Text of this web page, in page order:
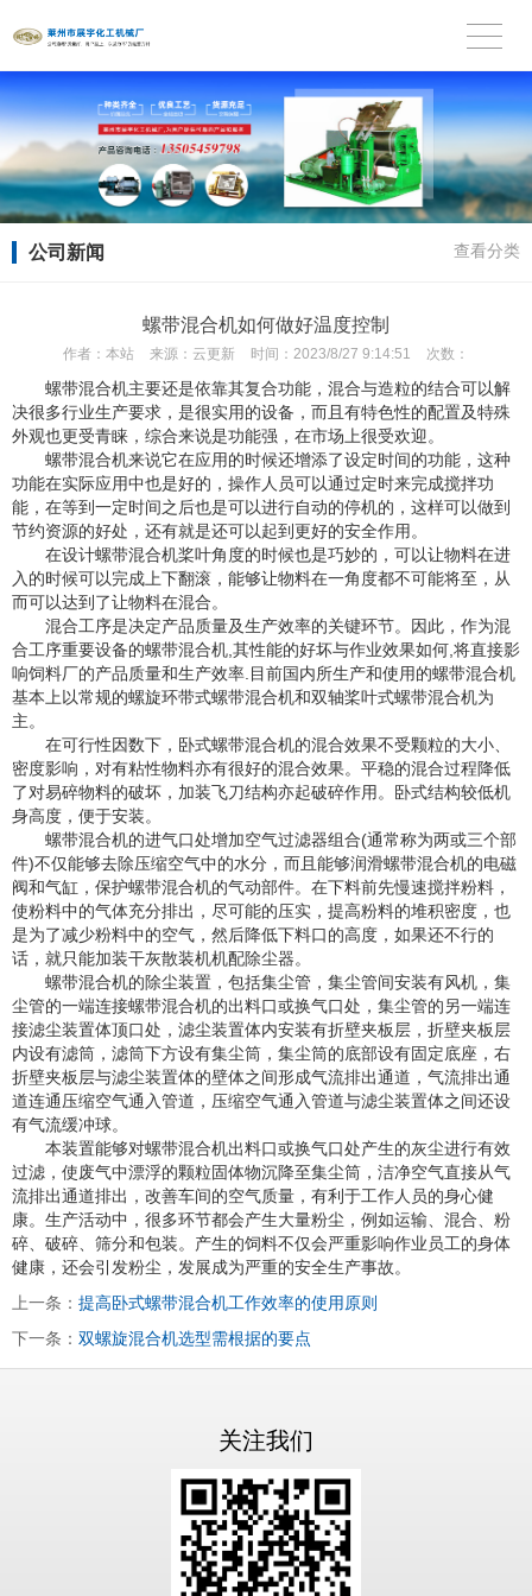
公司新闻 查看分类
螺带混合机如何做好温度控制
作者： 本站 来源： 云更新 时间： 2023/8/27 9:14:51 次数：
螺带混合机主要还是依靠其复合功能，混合与造粒的结合可以解
决很多行业生产要求，是很实用的设备，而且有特色性的配置及特殊
外观也更受青睐，综合来说是功能强，在市场上很受欢迎。
螺带混合机来说它在应用的时候还增添了设定时间的功能，这种
功能在实际应用中也是好的，操作人员可以通过定时来完成搅拌功
能，在等到一定时间之后也是可以进行自动的停机的，这样可以做到
节约资源的好处，还有就是还可以起到更好的安全作用。
在设计螺带混合机桨叶角度的时候也是巧妙的，可以让物料在进
入的时候可以完成上下翻滚，能够让物料在一角度都不可能将至，从
而可以达到了让物料在混合。
混合工序是决定产品质量及生产效率的关键环节。因此，作为混
合工序重要设备的螺带混合机,其性能的好坏与作业效果如何,将直接影
响饲料厂的产品质量和生产效率.目前国内所生产和使用的螺带混合机
基本上以常规的螺旋环带式螺带混合机和双轴桨叶式螺带混合机为
主。
在可行性因数下，卧式螺带混合机的混合效果不受颗粒的大小、
密度影响，对有粘性物料亦有很好的混合效果。平稳的混合过程降低
了对易碎物料的破坏，加装飞刀结构亦起破碎作用。卧式结构较低机
身高度，便于安装。
螺带混合机的进气口处增加空气过滤器组合(通常称为两或三个部
件)不仅能够去除压缩空气中的水分，而且能够润滑螺带混合机的电磁
阀和气缸，保护螺带混合机的气动部件。在下料前先慢速搅拌粉料，
使粉料中的气体充分排出，尽可能的压实，提高粉料的堆积密度，也
是为了减少粉料中的空气，然后降低下料口的高度，如果还不行的
话，就只能加装干灰散装机机配除尘器。
螺带混合机的除尘装置，包括集尘管，集尘管间安装有风机，集
尘管的一端连接螺带混合机的出料口或换气口处，集尘管的另一端连
接滤尘装置体顶口处，滤尘装置体内安装有折壁夹板层，折壁夹板层
内设有滤筒，滤筒下方设有集尘筒，集尘筒的底部设有固定底座，右
折壁夹板层与滤尘装置体的壁体之间形成气流排出通道，气流排出通
道连通压缩空气通入管道，压缩空气通入管道与滤尘装置体之间还设
有气流缓冲球。
本装置能够对螺带混合机出料口或换气口处产生的灰尘进行有效
过滤，使废气中漂浮的颗粒固体物沉降至集尘筒，洁净空气直接从气
流排出通道排出，改善车间的空气质量，有利于工作人员的身心健
康。生产活动中，很多环节都会产生大量粉尘，例如运输、混合、粉
碎、破碎、筛分和包装。产生的饲料不仅会严重影响作业员工的身体
健康，还会引发粉尘，发展成为严重的安全生产事故。
上一条： 提高卧式螺带混合机工作效率的使用原则
下一条： 双螺旋混合机选型需根据的要点
关注我们